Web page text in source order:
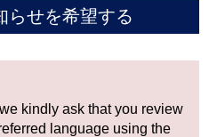
態から探す
アンティーク品
らせを希望する
kindly ask that you review
language using the